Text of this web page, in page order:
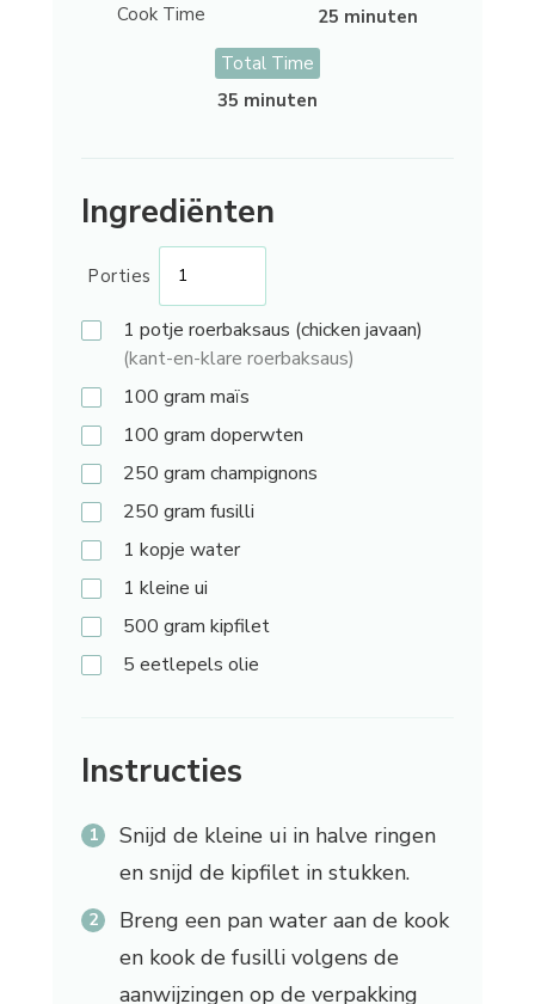
Cook Time
25 minuten
Total Time
35 minuten
Ingrediënten
Porties
1 potje roerbaksaus (chicken javaan)
(kant-en-klare roerbaksaus)
100 gram maïs
100 gram doperwten
250 gram champignons
250 gram fusilli
1 kopje water
1 kleine ui
500 gram kipfilet
5 eetlepels olie
Instructies
Snijd de kleine ui in halve ringen
en snijd de kipfilet in stukken.
Breng een pan water aan de kook
en kook de fusilli volgens de
aanwijzingen op de verpakking